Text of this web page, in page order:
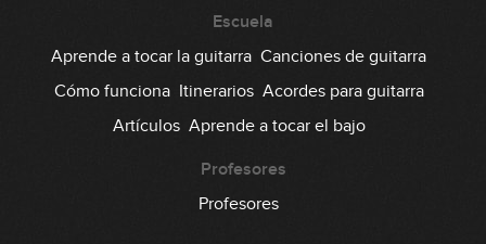
#16 Línea melódica con octavas en
Escuela
Aprende a tocar la guitarra Canciones de guitarra
Cómo funciona Itinerarios Acordes para guitarra
Artículos Aprende a tocar el bajo
Profesores
Profesores